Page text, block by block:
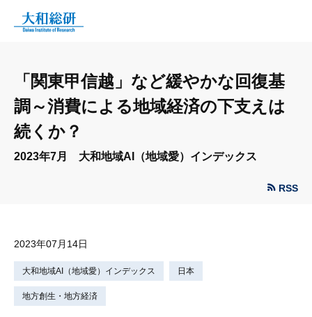
「関東甲信越」など緩やかな回復基
調～消費による地域経済の下支えは
続くか？
2023年7月 大和地域AI（地域愛）インデックス
RSS
2023年07月14日
大和地域AI（地域愛）インデックス 日本
地方創生・地方経済